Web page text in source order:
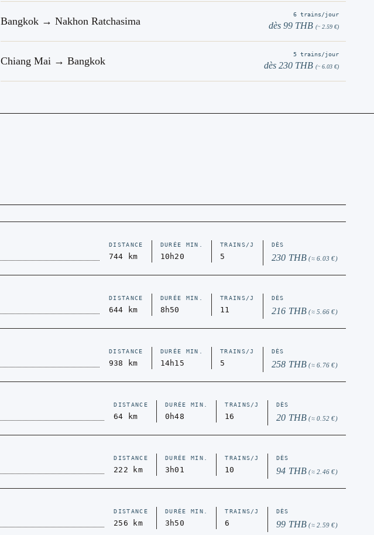
Bangkok → Nakhon Ratchasima
6 trains/jour
dès 99 THB (~ 2.59 €)
Chiang Mai → Bangkok
5 trains/jour
dès 230 THB (~ 6.03 €)
DISTANCE
744 km
DURÉE MIN.
10h20
TRAINS/J
5
DÈS
230 THB (≈ 6.03 €)
DISTANCE
644 km
DURÉE MIN.
8h50
TRAINS/J
11
DÈS
216 THB (≈ 5.66 €)
DISTANCE
938 km
DURÉE MIN.
14h15
TRAINS/J
5
DÈS
258 THB (≈ 6.76 €)
DISTANCE
64 km
DURÉE MIN.
0h48
TRAINS/J
16
DÈS
20 THB (≈ 0.52 €)
DISTANCE
222 km
DURÉE MIN.
3h01
TRAINS/J
10
DÈS
94 THB (≈ 2.46 €)
DISTANCE
256 km
DURÉE MIN.
3h50
TRAINS/J
6
DÈS
99 THB (≈ 2.59 €)